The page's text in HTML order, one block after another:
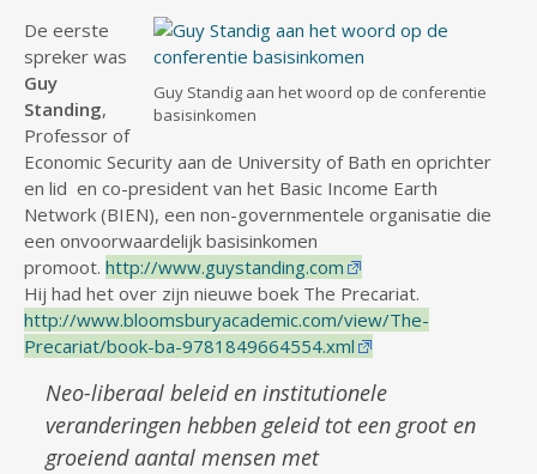
Guy Standig aan het woord op de conferentie
basisinkomen
De eerste
spreker was
Guy
Standing,
Professor of
Economic Security aan de University of Bath en oprichter
en lid en co-president van het Basic Income Earth
Network (BIEN), een non-governmentele organisatie die
een onvoorwaardelijk basisinkomen
promoot. http://www.guystanding.com
Hij had het over zijn nieuwe boek The Precariat.
http://www.bloomsburyacademic.com/view/The-
Precariat/book-ba-9781849664554.xml
Neo-liberaal beleid en institutionele
veranderingen hebben geleid tot een groot en
groeiend aantal mensen met